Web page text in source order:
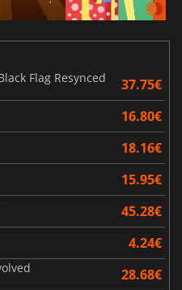
Flag Resynced
37.75€
16.80€
18.16€
15.95€
45.28€
4.24€
28.68€